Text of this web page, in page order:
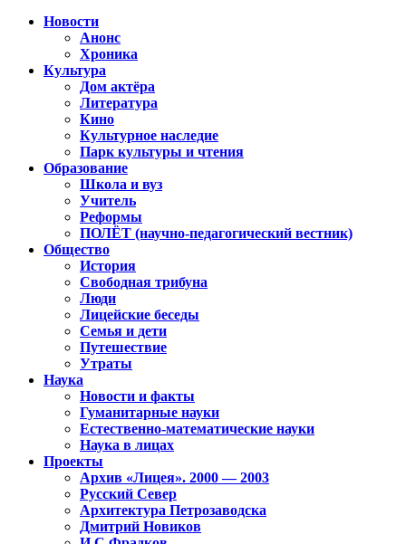
Новости
Анонс
Хроника
Культура
Дом актёра
Литература
Кино
Культурное наследие
Парк культуры и чтения
Образование
Школа и вуз
Учитель
Реформы
ПОЛЁТ (научно-педагогический вестник)
Общество
История
Свободная трибуна
Люди
Лицейские беседы
Семья и дети
Путешествие
Утраты
Наука
Новости и факты
Гуманитарные науки
Естественно-математические науки
Наука в лицах
Проекты
Архив «Лицея». 2000 — 2003
Русский Север
Архитектура Петрозаводска
Дмитрий Новиков